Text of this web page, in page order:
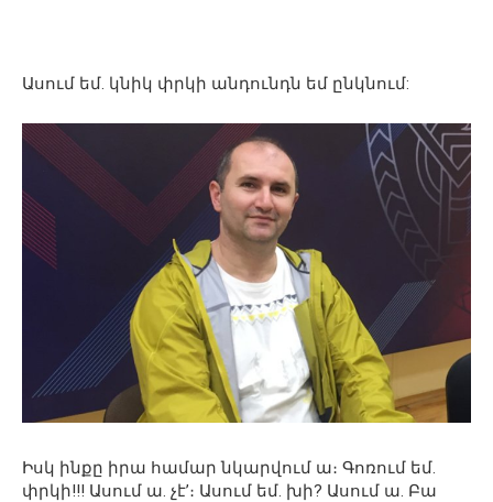
Ասում եմ. կնիկ փրկի անդունդն եմ ընկնում:
Իսկ ինքը իրա համար նկարվում ա։ Գոռում եմ.
փրկի!!! Ասում ա. չէ’։ Ասում եմ. խի? Ասում ա. Բա